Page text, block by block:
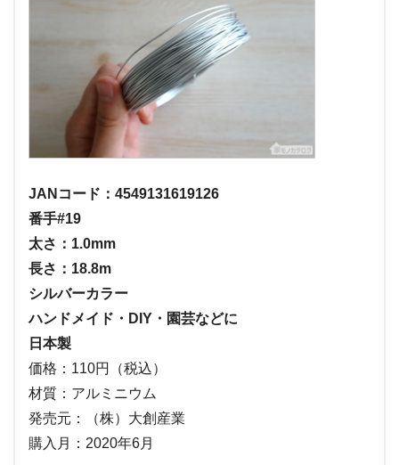
JANコード：4549131619126
番手#19
太さ：1.0mm
長さ：18.8m
シルバーカラー
ハンドメイド・DIY・園芸などに
日本製
価格：110円（税込）
材質：アルミニウム
発売元：（株）大創産業
購入月：2020年6月